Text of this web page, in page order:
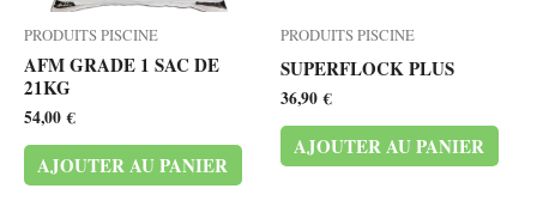
PRODUITS PISCINE
AFM GRADE 1 SAC DE
21KG
54,00€
AJOUTER AU PANIER
PRODUITS PISCINE
SUPERFLOCK PLUS
36,90€
AJOUTER AU PANIER